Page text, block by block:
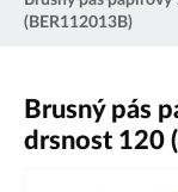
(BER112013B)
Brusný pás
drsnost 120